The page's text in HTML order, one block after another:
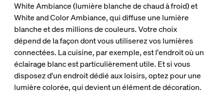
White Ambiance (lumière blanche de chaud à froid) et
White and Color Ambiance, qui diffuse une lumière
blanche et des millions de couleurs. Votre choix
dépend de la façon dont vous utiliserez vos lumières
connectées. La cuisine, par exemple, est l'endroit où un
éclairage blanc est particulièrement utile. Et si vous
disposez d'un endroit dédié aux loisirs, optez pour une
lumière colorée, qui devient un élément de décoration.